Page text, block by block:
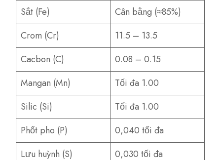
Sắt (Fe)
Cân bằng (≈85%)
Crom (Cr)
11.5 – 13.5
Cacbon (C)
0.08 – 0.15
Mangan (Mn)
Tối đa 1.00
Silic (Si)
Tối đa 1.00
Phốt pho (P)
0,040 tối đa
Lưu huỳnh (S)
0,030 tối đa